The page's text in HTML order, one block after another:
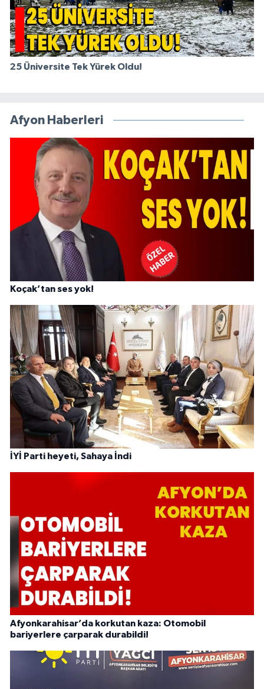
25 Üniversite Tek Yürek Oldu!
Afyon Haberleri
Koçak’tan ses yok!
İYİ Parti heyeti, Sahaya İndi
Afyonkarahisar’da korkutan kaza: Otomobil
bariyerlere çarparak durabildi!